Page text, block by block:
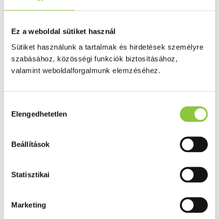
Ez a weboldal sütiket használ
Sütiket használunk a tartalmak és hirdetések személyre
szabásához, közösségi funkciók biztosításához,
valamint weboldalforgalmunk elemzéséhez.
kiválasztása
Elengedhetetlen
Beállítások
Statisztikai
Marketing
Daganatosoknak
Egyéb
Nyugtatók, altatók
Bőrgyógyászat, sebkezelés, fertőtlenítes
É́gési sérülés
Koronavírus elleni védekezés
Hámosító